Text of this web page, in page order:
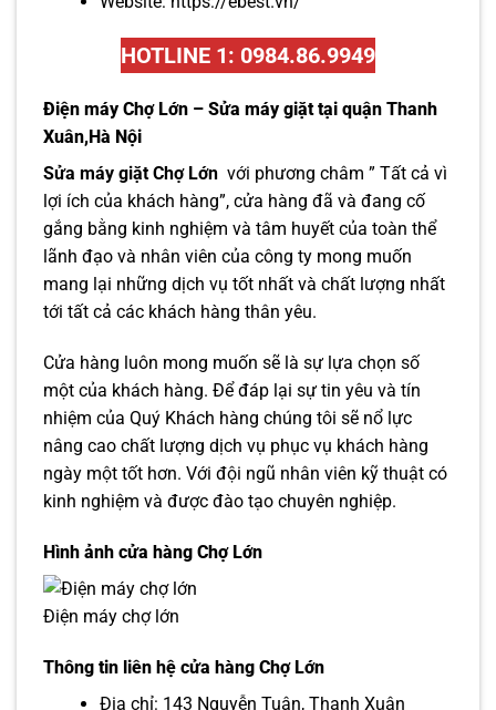
HOTLINE 1: 0984.86.9949
Điện máy Chợ Lớn – Sửa máy giặt tại quận Thanh
Xuân,Hà Nội
Sửa máy giặt Chợ Lớn với phương châm ” Tất cả vì
lợi ích của khách hàng”, cửa hàng đã và đang cố
gắng bằng kinh nghiệm và tâm huyết của toàn thể
lãnh đạo và nhân viên của công ty mong muốn
mang lại những dịch vụ tốt nhất và chất lượng nhất
tới tất cả các khách hàng thân yêu.
Cửa hàng luôn mong muốn sẽ là sự lựa chọn số
một của khách hàng. Để đáp lại sự tin yêu và tín
nhiệm của Quý Khách hàng chúng tôi sẽ nổ lực
nâng cao chất lượng dịch vụ phục vụ khách hàng
ngày một tốt hơn. Với đội ngũ nhân viên kỹ thuật có
kinh nghiệm và được đào tạo chuyên nghiệp.
Hình ảnh cửa hàng Chợ Lớn
Điện máy chợ lớn
Thông tin liên hệ cửa hàng Chợ Lớn
Địa chỉ: 143 Nguyễn Tuân, Thanh Xuân